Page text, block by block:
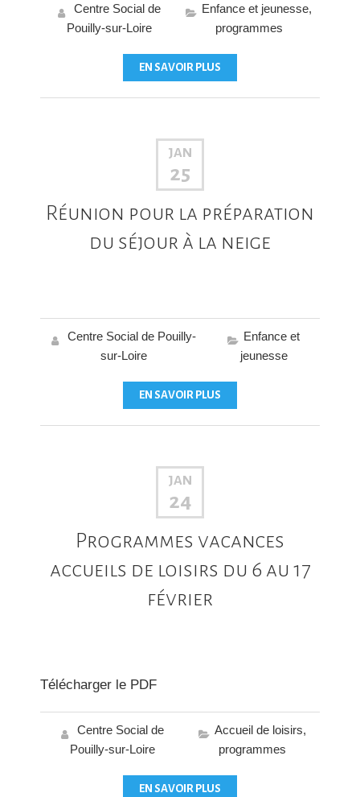
Centre Social de
Pouilly-sur-Loire
Enfance et jeunesse,
programmes
EN SAVOIR PLUS
JAN
25
Réunion pour la préparation
du séjour à la neige
Centre Social de Pouilly-
sur-Loire
Enfance et
jeunesse
EN SAVOIR PLUS
JAN
24
Programmes vacances
accueils de loisirs du 6 au 17
février
Télécharger le PDF
Centre Social de
Pouilly-sur-Loire
Accueil de loisirs,
programmes
EN SAVOIR PLUS